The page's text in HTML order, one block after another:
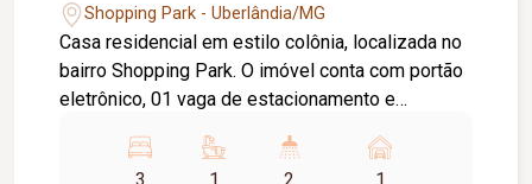
Shopping Park - Uberlândia/MG
Casa residencial em estilo colônia, localizada no
bairro Shopping Park. O imóvel conta com portão
eletrônico, 01 vaga de estacionamento e
integrada à cozinha, área de serviço externa